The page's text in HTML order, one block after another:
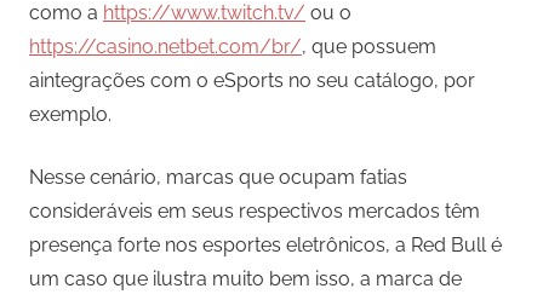
como a https://www.twitch.tv/ ou o
https://casino.netbet.com/br/, que possuem
aintegrações com o eSports no seu catálogo, por
exemplo.
Nesse cenário, marcas que ocupam fatias
consideráveis em seus respectivos mercados têm
presença forte nos esportes eletrônicos, a Red Bull é
um caso que ilustra muito bem isso, a marca de